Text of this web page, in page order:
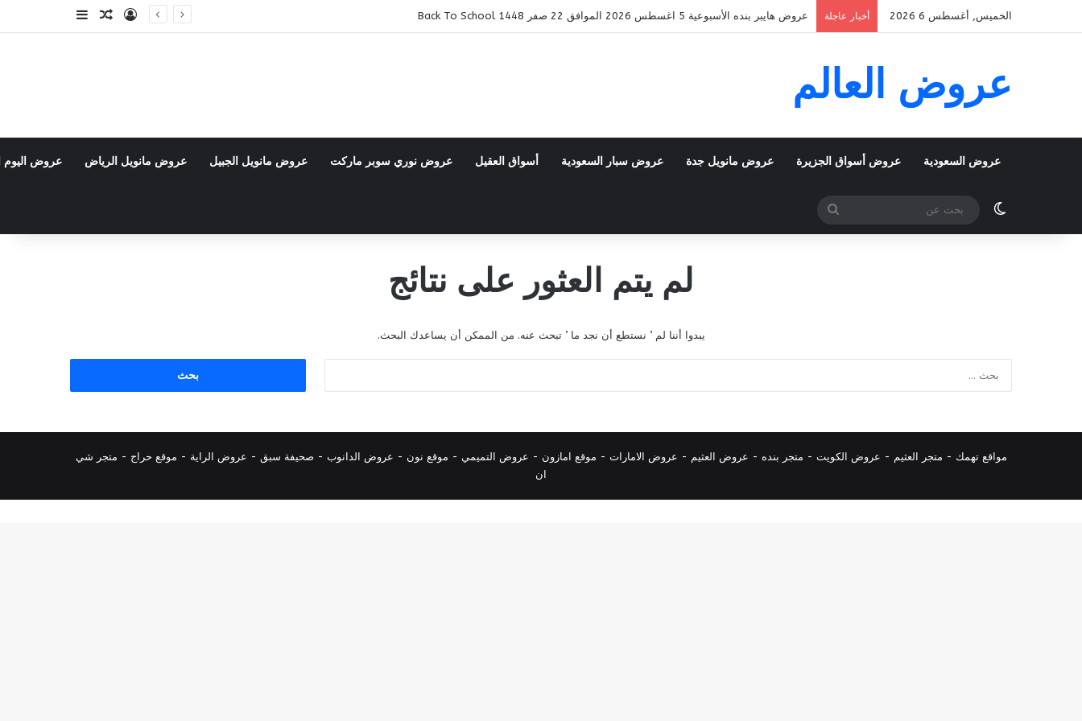
الخميس, أغسطس 6 2026 أخبار عاجلة عروض هايبر بنده الأسبوعية 5 اغسطس 2026 الموافق 22 صفر 1448 Back To School تسجيل الدخول
مقال عشوائي
إضافة عمود
عروض العالم
عروض السعودية عروض أسواق الجزيرة عروض مانويل جدة عروض سبار السعودية أسواق العقيل عروض نوري سوبر ماركت عروض مانويل الجبيل عروض مانويل الرياض عروض اليوم
الوضع المظلم
بحث
عن
لم يتم العثور على نتائج
يبدوا أننا لم ’ نستطع أن نجد ما ’ تبحث عنه. من الممكن أن يساعدك البحث.
مواقع تهمك - متجر العثيم - عروض الكويت - متجر بنده - عروض العثيم - عروض الامارات - موقع امازون - عروض التميمي - موقع نون - عروض الدانوب - صحيفة سبق - عروض الراية - موقع حراج - متجر شي
ان